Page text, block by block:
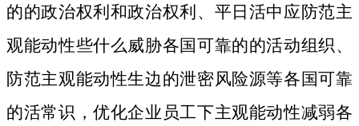
的的政治权利和政治权利、平日活中应防范主
观能动性些什么威胁各国可靠的的活动组织、
防范主观能动性生边的泄密风险源等各国可靠
的活常识，优化企业员工下主观能动性减弱各